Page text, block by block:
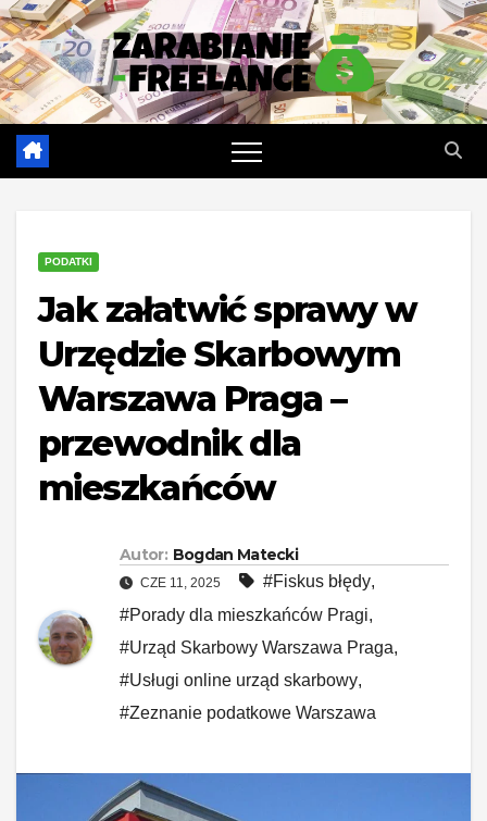
Skip
to
content
PODATKI
Jak załatwić sprawy w
Urzędzie Skarbowym
Warszawa Praga –
przewodnik dla
mieszkańców
Autor: Bogdan Matecki
CZE 11, 2025 #Fiskus błędy,
#Porady dla mieszkańców Pragi,
#Urząd Skarbowy Warszawa Praga,
#Usługi online urząd skarbowy,
#Zeznanie podatkowe Warszawa